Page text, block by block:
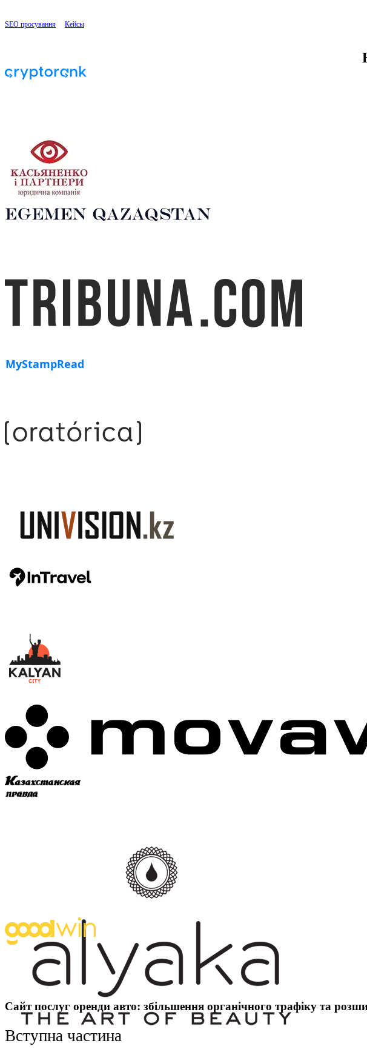
SEO просування Кейсы
Сайт послуг оренди авто: збільшення органічного трафіку та
Вступна частина